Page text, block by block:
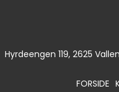
Hyrdeengen 119, 2625
FORSIDE